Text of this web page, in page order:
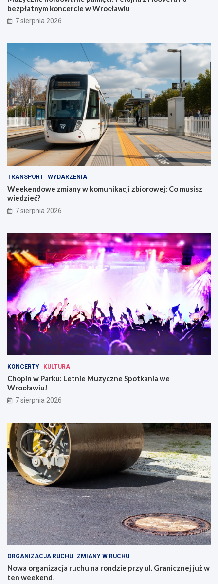
bezpłatnym koncercie w Wrocławiu
7 sierpnia 2026
TRANSPORT WYDARZENIA
Weekendowe zmiany w komunikacji zbiorowej: Co musisz
wiedzieć?
7 sierpnia 2026
KONCERTY KULTURA
Chopin w Parku: Letnie Muzyczne Spotkania we
Wrocławiu!
7 sierpnia 2026
ORGANIZACJA RUCHU ZMIANY W RUCHU
Nowa organizacja ruchu na rondzie przy ul. Granicznej już w
ten weekend!